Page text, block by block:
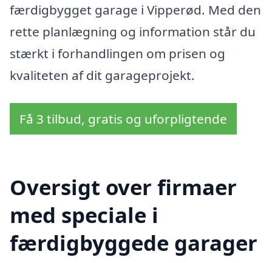
færdigbygget garage i Vipperød. Med den
rette planlægning og information står du
stærkt i forhandlingen om prisen og
kvaliteten af dit garageprojekt.
Få 3 tilbud, gratis og uforpligtende
Oversigt over firmaer
med speciale i
færdigbyggede garager